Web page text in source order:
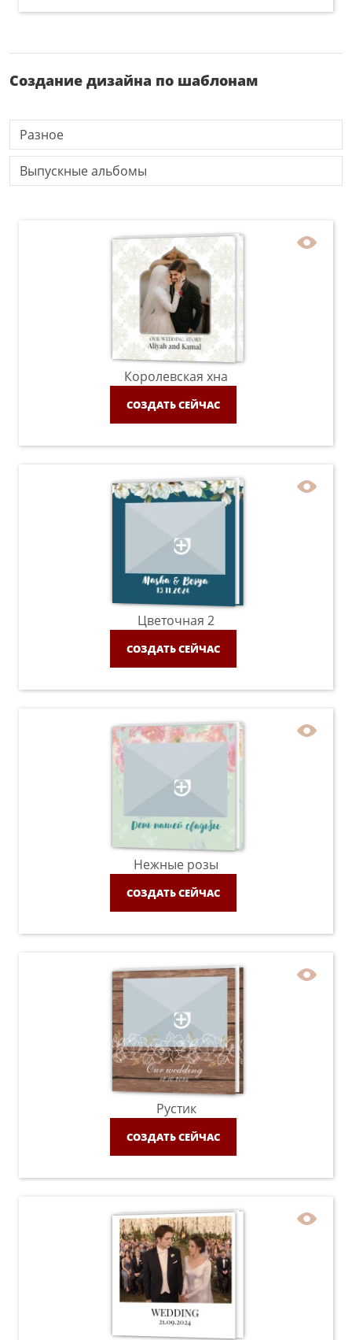
Создание дизайна по шаблонам
Разное
Выпускные альбомы
Королевская хна
СОЗДАТЬ СЕЙЧАС
Цветочная 2
СОЗДАТЬ СЕЙЧАС
Нежные розы
СОЗДАТЬ СЕЙЧАС
Рустик
СОЗДАТЬ СЕЙЧАС